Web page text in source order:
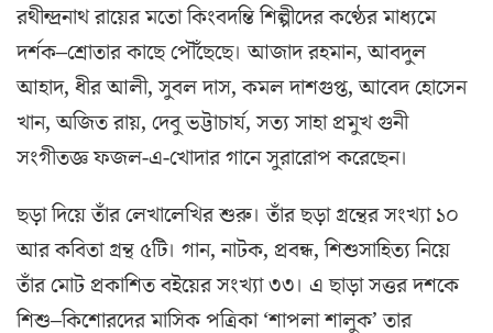
রথীন্দ্রনাথ রায়ের মতো কিংবদন্তি শিল্পীদের কণ্ঠের মাধ্যমে
দর্শক–শ্রোতার কাছে পৌঁছেছে। আজাদ রহমান, আবদুল
আহাদ, ধীর আলী, সুবল দাস, কমল দাশগুপ্ত, আবেদ হোসেন
খান, অজিত রায়, দেবু ভট্টাচার্য, সত্য সাহা প্রমুখ গুনী
সংগীতজ্ঞ ফজল-এ-খোদার গানে সুরারোপ করেছেন।
ছড়া দিয়ে তাঁর লেখালেখির শুরু। তাঁর ছড়া গ্রন্থের সংখ্যা ১০
আর কবিতা গ্রন্থ ৫টি। গান, নাটক, প্রবন্ধ, শিশুসাহিত্য নিয়ে
তাঁর মোট প্রকাশিত বইয়ের সংখ্যা ৩৩। এ ছাড়া সত্তর দশকে
শিশু–কিশোরদের মাসিক পত্রিকা ‘শাপলা শালুক’ তার